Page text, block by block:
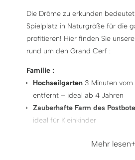
Die Drôme zu erkunden
Spielplatz in Naturgröße für die
profitieren! Hier finden Sie
rund um den Grand Cerf :
Mehr lesen
Familie :
Hochseilgarten 3 Minuten
entfernt – ideal ab 4 Jahren
Zauberhafte Farm des
ideal für Kleinkinder
Region nicht verpassen sollten